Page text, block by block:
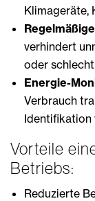
Klimageräte,
verhindert
oder
Energie-
Verbrauch
Identifikation
Vorteile
Betriebs:
Reduzierte